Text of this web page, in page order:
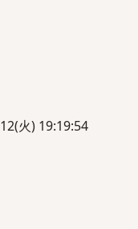
火) 19:19:54